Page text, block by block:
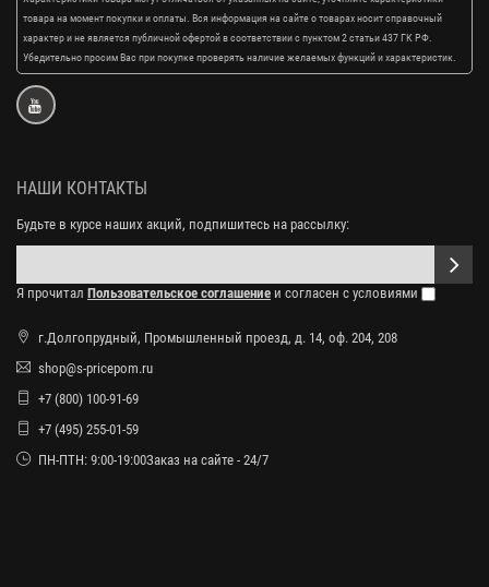
товара на момент покупки и оплаты. Вся информация на сайте о товарах носит справочный
характер и не является публичной офертой в соответствии с пунктом 2 статьи 437 ГК РФ.
Убедительно просим Вас при покупке проверять наличие желаемых функций и характеристик.
НАШИ КОНТАКТЫ
Будьте в курсе наших акций, подпишитесь на рассылку:
Я прочитал Пользовательское соглашение и согласен с условиями
г.Долгопрудный, Промышленный проезд, д. 14, оф. 204, 208
shop@s-pricepom.ru
+7 (800) 100-91-69
+7 (495) 255-01-59
ПН-ПТН: 9:00-19:00Заказ на сайте - 24/7